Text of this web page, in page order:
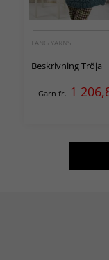
LANG YARNS
Beskrivning Tröja
Garn fr. 1